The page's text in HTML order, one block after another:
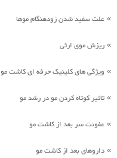
» علت سفید شدن زودهنگام موها
» ریزش موی ارثی
» ویژگی های کلینیک حرفه ای کاشت مو
» تاثیر کوتاه کردن مو در رشد مو
» عفونت سر بعد از کاشت مو
» داروهای بعد از کاشت مو